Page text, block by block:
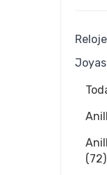
Joyas
(72)